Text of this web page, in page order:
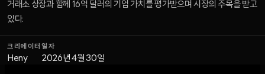
거래소 상장과 함께 16억 달러의 기업 가치를 평가받으며 시장의 주목을 받고
있다.
크리에이터
Heny
일자
2026년 4월 30일